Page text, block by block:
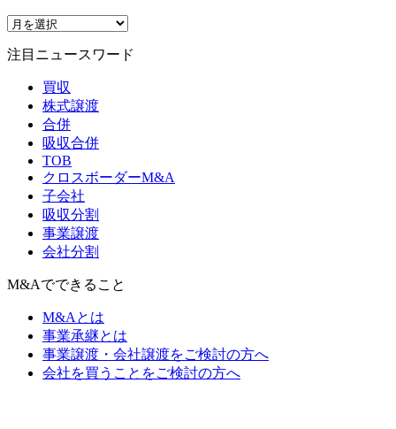
注目ニュースワード
買収
株式譲渡
合併
吸収合併
TOB
クロスボーダーM&A
子会社
吸収分割
事業譲渡
会社分割
M&Aでできること
M&Aとは
事業承継とは
事業譲渡・会社譲渡をご検討の方へ
会社を買うことをご検討の方へ